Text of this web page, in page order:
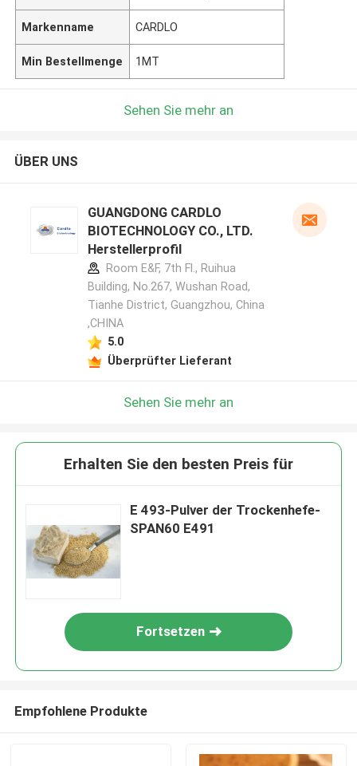
Markenname CARDLO
Min Bestellmenge 1MT
Sehen Sie mehr an
ÜBER UNS
GUANGDONG CARDLO
BIOTECHNOLOGY CO., LTD.
Herstellerprofil
Room E&F, 7th Fl., Ruihua
Building, No.267, Wushan Road,
Tianhe District, Guangzhou, China
,CHINA
5.0
Überprüfter Lieferant
Sehen Sie mehr an
Erhalten Sie den besten Preis für
E 493-Pulver der Trockenhefe-
SPAN60 E491
Fortsetzen
Empfohlene Produkte